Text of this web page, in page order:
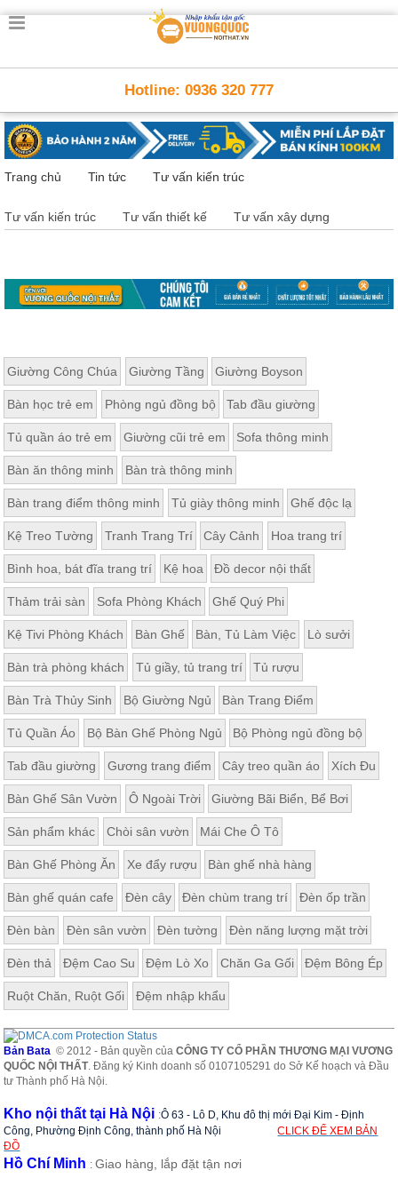
Trang
Thông
Minh
Nội
thông
Nội
Em
Giường
sách
Nội
Thất
Phòng
Khách
Sofa,
rượu,
Bàn
trà...
Nội
Thất
Phòng
Ngủ
Giường
ngủ, tủ
áo, bàn
trang
điểm
Nội
Thất
Phòng
Ăn
Bàn
ăn,
ghế
ăn,
kệ
bếp
Nội
Thất
Ban
Công,
Vườn
ghế
công,
xích
đu,
ghế...
Phụ
Kiện
Trang
Trí
Hotline: 0936 320 777
Trang chủ Tin tức Tư vấn kiến trúc
Tư vấn kiến trúc Tư vấn thiết kế Tư vấn xây dựng
Giường Công Chúa Giường Tầng Giường Boyson
Bàn học trẻ em Phòng ngủ đồng bộ Tab đầu giường
Tủ quần áo trẻ em Giường cũi trẻ em Sofa thông minh
Bàn ăn thông minh Bàn trà thông minh
Bàn trang điểm thông minh Tủ giày thông minh Ghế độc lạ
Kệ Treo Tường Tranh Trang Trí Cây Cảnh Hoa trang trí
Bình hoa, bát đĩa trang trí Kệ hoa Đồ decor nội thất
Thảm trải sàn Sofa Phòng Khách Ghế Quý Phi
Kệ Tivi Phòng Khách Bàn Ghế Bàn, Tủ Làm Việc Lò sưởi
Bàn trà phòng khách Tủ giầy, tủ trang trí Tủ rượu
Bàn Trà Thủy Sinh Bộ Giường Ngủ Bàn Trang Điểm
Tủ Quần Áo Bộ Bàn Ghế Phòng Ngủ Bộ Phòng ngủ đồng bộ
Tab đầu giường Gương trang điểm Cây treo quần áo Xích Đu
Bàn Ghế Sân Vườn Ô Ngoài Trời Giường Bãi Biển, Bể Bơi
Sản phẩm khác Chòi sân vườn Mái Che Ô Tô
Bàn Ghế Phòng Ăn Xe đẩy rượu Bàn ghế nhà hàng
Bàn ghế quán cafe Đèn cây Đèn chùm trang trí Đèn ốp trần
Đèn bàn Đèn sân vườn Đèn tường Đèn năng lượng mặt trời
Đèn thả Đệm Cao Su Đệm Lò Xo Chăn Ga Gối Đệm Bông Ép
Ruột Chăn, Ruột Gối Đệm nhập khẩu
Bản Bata © 2012 - Bản quyền củaCÔNG TY CỔ PHẦN THƯƠNG MẠI VƯƠNG
QUỐC NỘI THẤT. Đăng ký Kinh doanh số 0107105291 do Sở Kế hoạch và Đầu
tư Thành phố Hà Nội.
Kho nội thất tại Hà Nội :Ô 63 - Lô D, Khu đô thị mới Đại Kim - Định
Công, Phường Định Công, thành phố Hà Nội
CLICK ĐỂ XEM BẢN
ĐỒ
Hồ Chí Minh :Giao hàng, lắp đặt tận nơi